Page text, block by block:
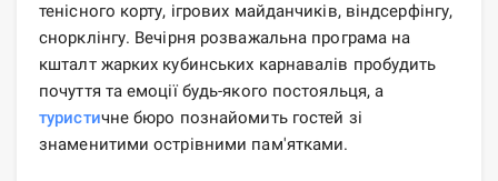
тенісного корту, ігрових майданчиків, віндсерфінгу,
снорклінгу. Вечірня розважальна програма на
кшталт жарких кубинських карнавалів пробудить
почуття та емоції будь-якого постояльця, а
туристичне бюро познайомить гостей зі
знаменитими острівними пам'ятками.